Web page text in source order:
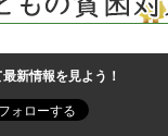
新情報を見よう！